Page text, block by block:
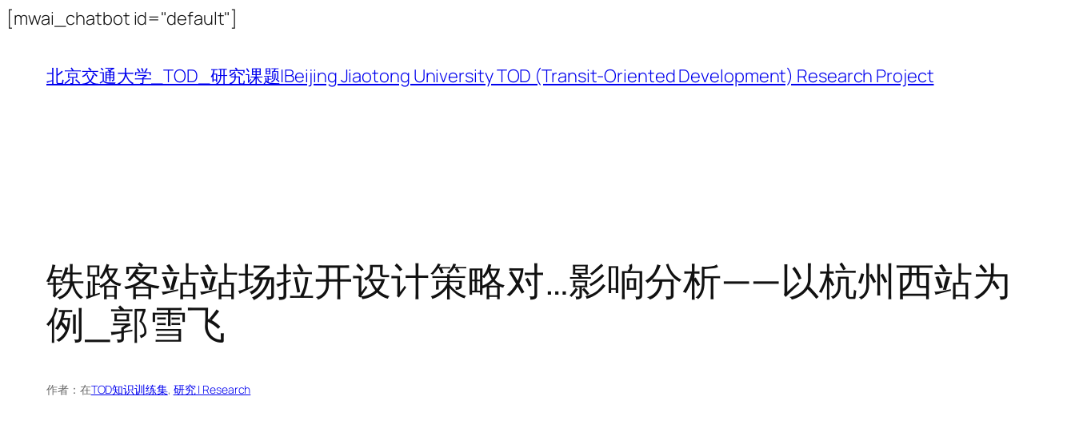
[mwai_chatbot id="default"]
内
容
北京交通大学_TOD_研究课题|Beijing Jiaotong University TOD (Transit-Oriented Development) Research Project
铁路客站站场拉开设计策略对…影响分析——以杭州西站为
例_郭雪飞
作者： 在TOD知识训练集, 研究 | Research